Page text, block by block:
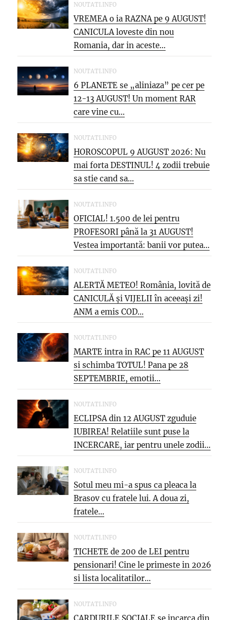
NOUTATI.INFO
VREMEA o ia RAZNA pe 9 AUGUST!
CANICULA loveste din nou
Romania, dar in aceste...
NOUTATI.INFO
6 PLANETE se „aliniaza” pe cer pe
12-13 AUGUST! Un moment RAR
care vine cu...
NOUTATI.INFO
HOROSCOPUL 9 AUGUST 2026: Nu
mai forta DESTINUL! 4 zodii trebuie
sa stie cand sa...
NOUTATI.INFO
OFICIAL! 1.500 de lei pentru
PROFESORI până la 31 AUGUST!
Vestea importantă: banii vor putea...
NOUTATI.INFO
ALERTĂ METEO! România, lovită de
CANICULĂ și VIJELII în aceeași zi!
ANM a emis COD...
NOUTATI.INFO
MARTE intra in RAC pe 11 AUGUST
si schimba TOTUL! Pana pe 28
SEPTEMBRIE, emotii...
NOUTATI.INFO
ECLIPSA din 12 AUGUST zguduie
IUBIREA! Relatiile sunt puse la
INCERCARE, iar pentru unele zodii...
NOUTATI.INFO
Sotul meu mi-a spus ca pleaca la
Brasov cu fratele lui. A doua zi,
fratele...
NOUTATI.INFO
TICHETE de 200 de LEI pentru
pensionari! Cine le primeste in 2026
si lista localitatilor...
NOUTATI.INFO